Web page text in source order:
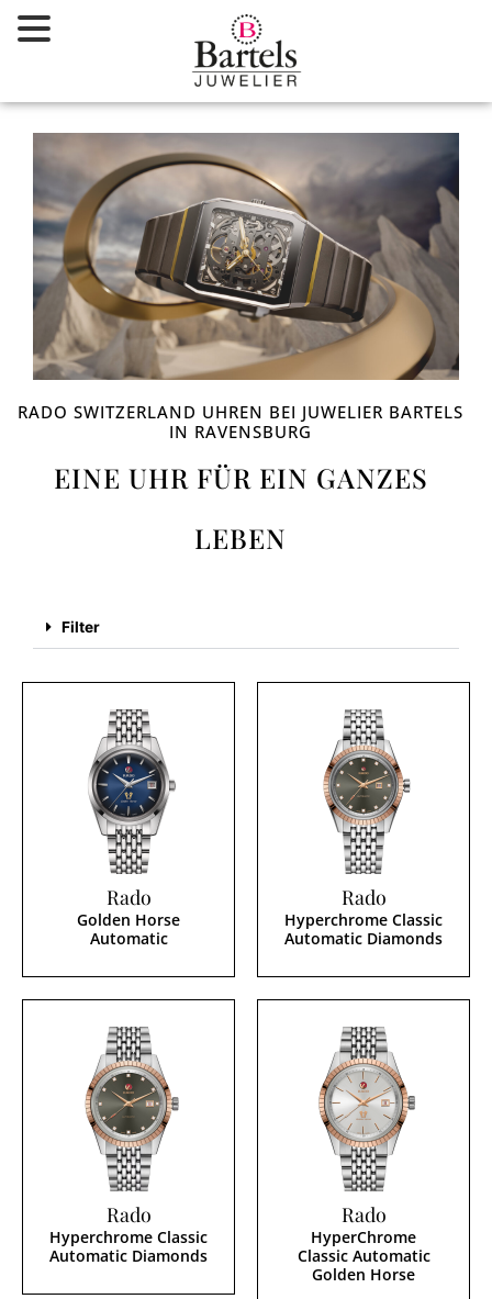
Inhalt
RADO SWITZERLAND UHREN BEI JUWELIER BARTELS
IN RAVENSBURG
EINE UHR FÜR EIN GANZES
LEBEN
Filter
Rado
Golden Horse
Automatic
Rado
Hyperchrome Classic
Automatic Diamonds
Rado
Hyperchrome Classic
Automatic Diamonds
Rado
HyperChrome
Classic Automatic
Golden Horse